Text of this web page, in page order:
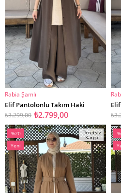
SEPETE EKLE
Rabia Şamlı
Elif Pantolonlu Takım Haki
₺2.799,00
₺3.299,00
%20
İndirim
%20İndirim
Yeni
Ürün
Ücretsiz
Kargo